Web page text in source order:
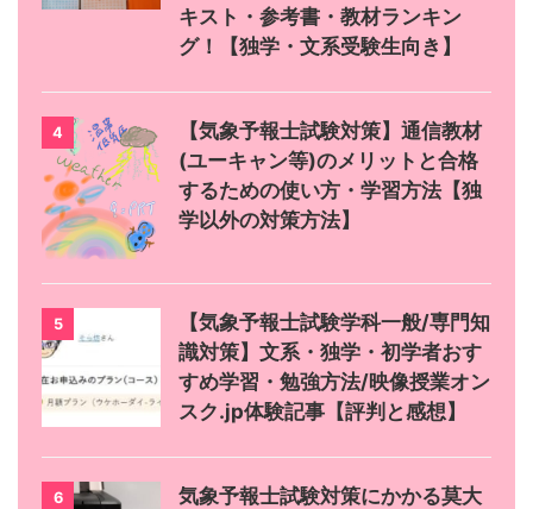
キスト・参考書・教材ランキン
グ！【独学・文系受験生向き】
4
【気象予報士試験対策】通信教材
(ユーキャン等)のメリットと合格
するための使い方・学習方法【独
学以外の対策方法】
5
【気象予報士試験学科一般/専門知
識対策】文系・独学・初学者おす
すめ学習・勉強方法/映像授業オン
スク.jp体験記事【評判と感想】
6
気象予報士試験対策にかかる莫大